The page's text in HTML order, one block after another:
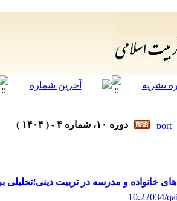
دوره ۱۰، شماره ۴ - ( ۱۴۰۴ )
های خانواده و مدرسه در تربیت
10.22034/